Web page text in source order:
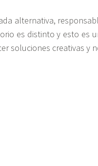
alternativa,
es distinto y esto es
soluciones creativas y